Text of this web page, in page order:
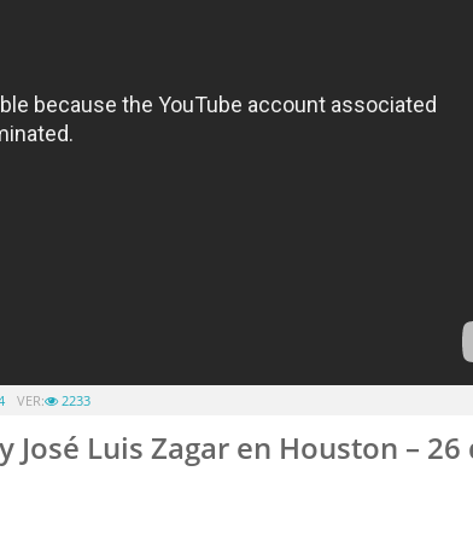
VER: 2233
José Luis Zagar en Houston – 26